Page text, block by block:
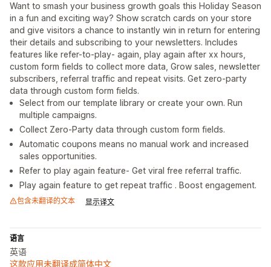
Want to smash your business growth goals this Holiday Season
in a fun and exciting way? Show scratch cards on your store
and give visitors a chance to instantly win in return for entering
their details and subscribing to your newsletters. Includes
features like refer-to-play- again, play again after xx hours,
custom form fields to collect more data, Grow sales, newsletter
subscribers, referral traffic and repeat visits. Get zero-party
data through custom form fields.
Select from our template library or create your own. Run
multiple campaigns.
Collect Zero-Party data through custom form fields.
Automatic coupons means no manual work and increased
sales opportunities.
Refer to play again feature- Get viral free referral traffic.
Play again feature to get repeat traffic . Boost engagement.
包含未翻译的文本 显示译文
语言
英语
这款应用未翻译成简体中文